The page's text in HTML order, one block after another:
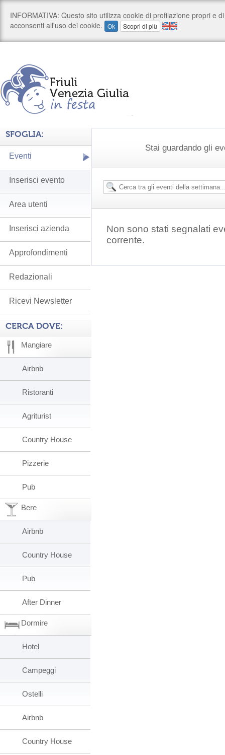
Stai guardando gli
Non sono stati segnalati
corrente.
SFOGLIA:
Eventi
Inserisci evento
Area utenti
Inserisci azienda
Approfondimenti
Redazionali
Ricevi Newsletter
CERCA DOVE:
Mangiare
Airbnb
Ristoranti
Agriturist
Country House
Pizzerie
Pub
Bere
Airbnb
Country House
Pub
After Dinner
Dormire
Hotel
Campeggi
Ostelli
Airbnb
Country House